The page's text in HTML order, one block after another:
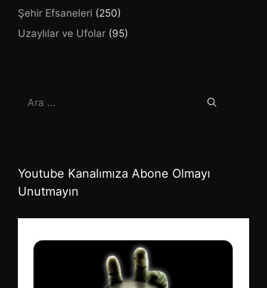
Şehir Efsaneleri (250)
Uzaylılar ve Ufolar (95)
ara
Youtube Kanalımıza Abone Olmayı
Unutmayın